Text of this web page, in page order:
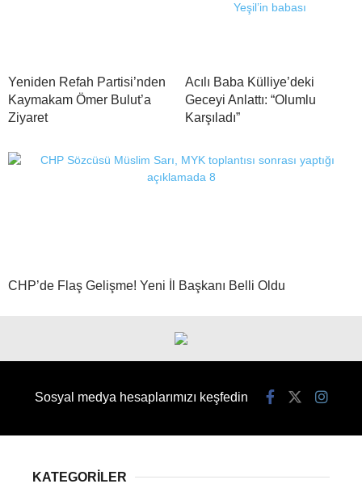
Yeniden Refah Partisi’nden
Kaymakam Ömer Bulut’a
Ziyaret
Acılı Baba Külliye’deki
Geceyi Anlattı: “Olumlu
Karşıladı”
CHP’de Flaş Gelişme! Yeni İl Başkanı Belli Oldu
Sosyal medya hesaplarımızı keşfedin
KATEGORİLER